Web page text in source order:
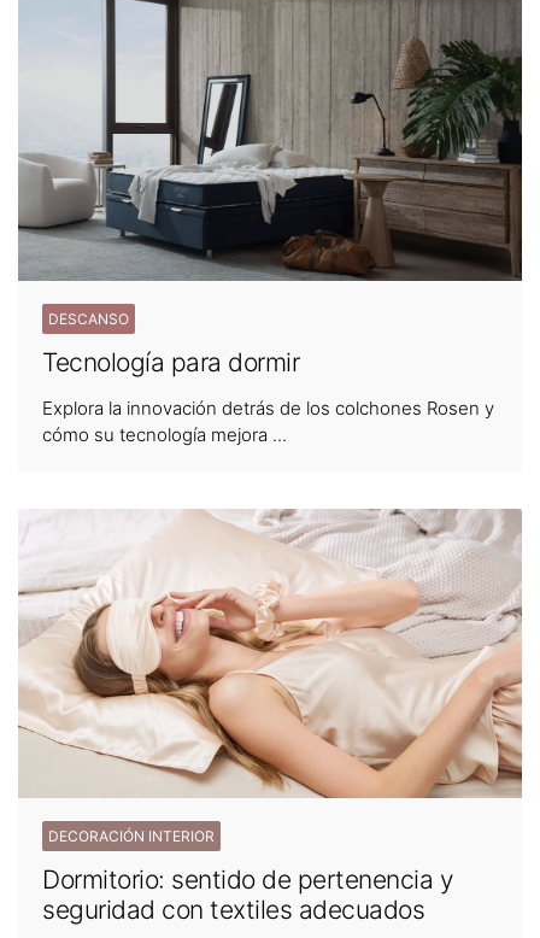
DESCANSO
Tecnología para dormir
Explora la innovación detrás de los colchones Rosen y
cómo su tecnología mejora ...
DECORACIÓN INTERIOR
Dormitorio: sentido de pertenencia y
seguridad con textiles adecuados